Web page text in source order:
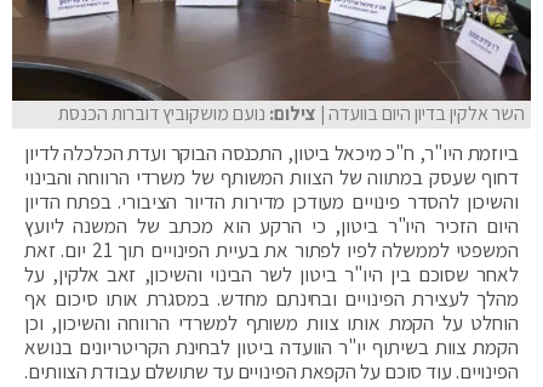
השר אלקין בדיון היום בוועדה| צילום: נועם מושקוביץ דוברות הכנסת
ביוזמת היו"ר, ח"כ מיכאל ביטון, התכנסה הבוקר ועדת הכלכלה לדיון
דחוף שעסק במתווה של הצוות המשותף של משרדי הרווחה והבינוי
והשיכון להסדר פינויים מעודכן מדירות הדיור הציבורי. בפתח הדיון
היום הזכיר היו"ר ביטון, כי הרקע הוא מכתב של המשנה ליועץ
המשפטי לממשלה לפיו לפתור את בעיית הפינויים תוך 21 יום. זאת
לאחר שסוכם בין היו"ר ביטון לשר הבינוי והשיכון, זאב אלקין, על
מהלך לעצירת הפינויים ובחינתם מחדש. במסגרת אותו סיכום אף
הוחלט על הקמת אותו צוות משותף למשרדי הרווחה והשיכון, וכן
הקמת צוות בשיתוף יו"ר הוועדה ביטון לבחינת הקריטריונים בנושא
הפינויים. עוד סוכם על הקפאת הפינויים עד שתושלם עבודת הצוותים.